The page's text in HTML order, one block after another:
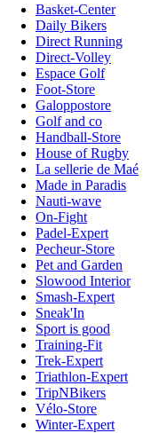
Basket-Center
Daily Bikers
Direct Running
Direct-Volley
Espace Golf
Foot-Store
Galoppostore
Golf and co
Handball-Store
House of Rugby
La sellerie de Maé
Made in Paradis
Nauti-wave
On-Fight
Padel-Expert
Pecheur-Store
Pet and Garden
Slowood Interior
Smash-Expert
Sneak'In
Sport is good
Training-Fit
Trek-Expert
Triathlon-Expert
TripNBikers
Vélo-Store
Winter-Expert